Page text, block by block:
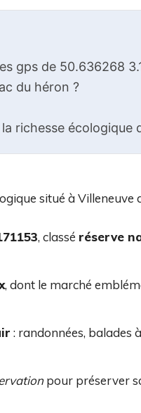
gps de 50.636268
du héron ?
richesse écologique
situé à Villeneuve
, classé réserve
, dont le marché
: randonnées, balades
pour préserver